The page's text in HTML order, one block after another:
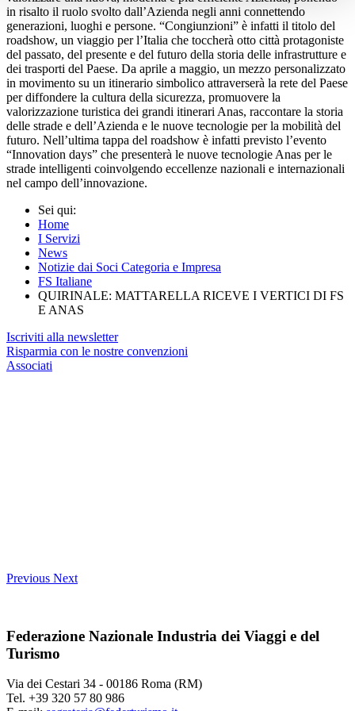
in risalto il ruolo svolto dall’Azienda negli anni connettendo
generazioni, luoghi e persone. “Congiunzioni” è infatti il titolo del
roadshow, un viaggio per l’Italia che toccherà otto città protagoniste
del passato, del presente e del futuro della storia delle infrastrutture e
dei trasporti del Paese. Da aprile a maggio, un mezzo personalizzato
in movimento su un itinerario simbolico attraverserà la rete del Paese
per diffondere la cultura della sicurezza, promuovere la
valorizzazione turistica dei grandi itinerari Anas, raccontare la storia
delle strade e dell’Azienda e le nuove tecnologie per la mobilità del
futuro. Nell’ultima tappa del roadshow è infatti previsto l’evento
“Innovation days” che presenterà le nuove tecnologie Anas per le
strade intelligenti coinvolgendo eccellenze nazionali e internazionali
nel campo dell’innovazione.
Sei qui:
Home
I Servizi
News
Notizie dai Soci Categoria e Impresa
FS Italiane
QUIRINALE: MATTARELLA RICEVE I VERTICI DI FS
E ANAS
Iscriviti alla newsletter
Risparmia con le nostre convenzioni
Associati
Previous Next
Federazione Nazionale Industria dei Viaggi e del
Turismo
Via dei Cestari 34 - 00186 Roma (RM)
Tel. +39 320 57 80 986